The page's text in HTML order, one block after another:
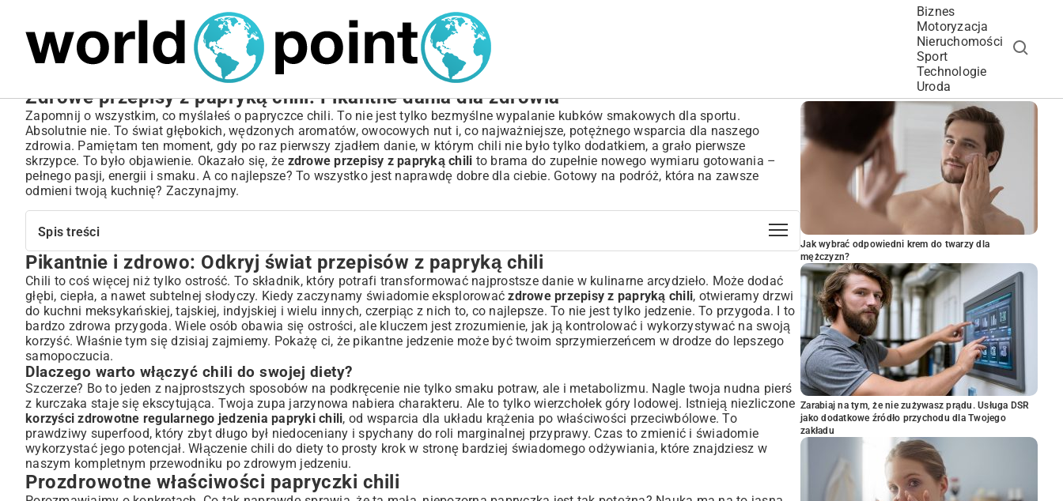
Biznes
Motoryzacja
Nieruchomości
Sport
Technologie
Uroda
Zdrowe przepisy z papryką chili: Pikantne dania dla zdrowia
Zapomnij o wszystkim, co myślałeś o papryczce chili. To nie jest tylko bezmyślne wypalanie kubków smakowych dla sportu.
Absolutnie nie. To świat głębokich, wędzonych aromatów, owocowych nut i, co najważniejsze, potężnego wsparcia dla naszego
zdrowia. Pamiętam ten moment, gdy po raz pierwszy zjadłem danie, w którym chili nie było tylko dodatkiem, a grało pierwsze
skrzypce. To było objawienie. Okazało się, że zdrowe przepisy z papryką chili to brama do zupełnie nowego wymiaru gotowania –
pełnego pasji, energii i smaku. A co najlepsze? To wszystko jest naprawdę dobre dla ciebie. Gotowy na podróż, która na zawsze
odmieni twoją kuchnię? Zaczynajmy.
Spis treści
Pikantnie i zdrowo: Odkryj świat przepisów z papryką chili
Dlaczego warto włączyć chili do swojej diety?
Prozdrowotne właściwości papryczki chili
Kapsaicyna – sekretna broń zdrowia
Witaminy i antyoksydanty w ostrym wydaniu
Jak wybrać i przygotować paprykę chili do zdrowych potraw?
Przewodnik po popularnych odmianach chili
Bezpieczne krojenie i przechowywanie
Pomysły na zdrowe dania główne z nutą chili
Rozgrzewające obiady dla całej rodziny
Chili jako dodatek do lekkich dań wegetariańskich
Marynaty i sosy z papryką chili
Zdrowe przekąski i sałatki z papryczką chili
Pikantnie i zdrowo: Odkryj świat przepisów z papryką chili
Chili to coś więcej niż tylko ostrość. To składnik, który potrafi transformować najprostsze danie w kulinarne arcydzieło. Może dodać
głębi, ciepła, a nawet subtelnej słodyczy. Kiedy zaczynamy świadomie eksplorowaćzdrowe przepisy z papryką chili, otwieramy drzwi
do kuchni meksykańskiej, tajskiej, indyjskiej i wielu innych, czerpiąc z nich to, co najlepsze. To nie jest tylko jedzenie. To przygoda. I to
bardzo zdrowa przygoda. Wiele osób obawia się ostrości, ale kluczem jest zrozumienie, jak ją kontrolować i wykorzystywać na swoją
korzyść. Właśnie tym się dzisiaj zajmiemy. Pokażę ci, że pikantne jedzenie może być twoim sprzymierzeńcem w drodze do lepszego
samopoczucia.
Dlaczego warto włączyć chili do swojej diety?
Szczerze? Bo to jeden z najprostszych sposobów na podkręcenie nie tylko smaku potraw, ale i metabolizmu. Nagle twoja nudna pierś
z kurczaka staje się ekscytująca. Twoja zupa jarzynowa nabiera charakteru. Ale to tylko wierzchołek góry lodowej. Istnieją niezliczone
korzyści zdrowotne regularnego jedzenia papryki chili, od wsparcia dla układu krążenia po właściwości przeciwbólowe. To
prawdziwy superfood, który zbyt długo był niedoceniany i spychany do roli marginalnej przyprawy. Czas to zmienić i świadomie
wykorzystać jego potencjał. Włączenie chili do diety to prosty krok w stronę bardziej świadomego odżywiania, które znajdziesz w
naszym kompletnym przewodniku po zdrowym jedzeniu.
Prozdrowotne właściwości papryczki chili
POPULARNE ARTYKUŁY
Jak wybrać odpowiedni krem do twarzy dla
mężczyzn?
Zarabiaj na tym, że nie zużywasz prądu. Usługa DSR
jako dodatkowe źródło przychodu dla Twojego
zakładu